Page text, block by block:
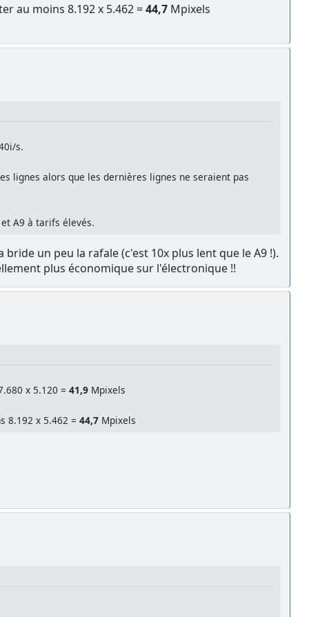
au moins 8.192 x 5.462 =44,7 Mpixels
s.
lignes alors que les dernières lignes ne seraient pas
A9 à tarifs élevés.
un peu la rafale (c'est 10x plus lent que le A9 !).
plus économique sur l'électronique !!
x 5.120 = 41,9 Mpixels
8.192 x 5.462 = 44,7 Mpixels